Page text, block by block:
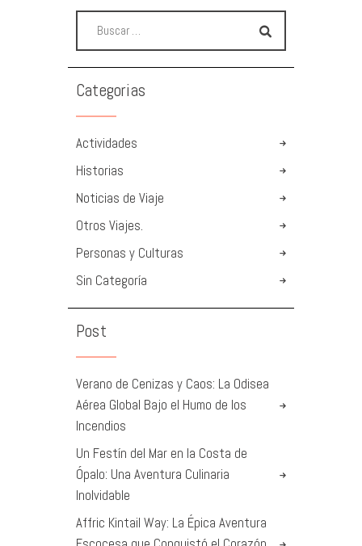
Categorias
Actividades
Historias
Noticias de Viaje
Otros Viajes.
Personas y Culturas
Sin Categoría
Post
Verano de Cenizas y Caos: La Odisea
Aérea Global Bajo el Humo de los
Incendios
Un Festín del Mar en la Costa de
Ópalo: Una Aventura Culinaria
Inolvidable
Affric Kintail Way: La Épica Aventura